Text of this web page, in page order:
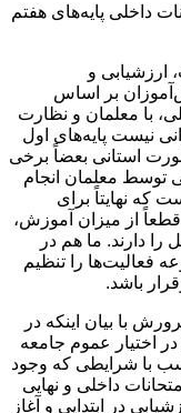
داخلی پایه‌های هفتم
ارزشیابی و
بر اساس
با معلمان و نظارت
نیست پایه‌های اول
صورت استانی بعضاً برخی
توسط معلمان انجام
نهایتاً برای
قطعاً از میزان آموزش،
دارند. ما هم در
فعالیت‌ها را تنظیم
باشد.
با بیان اینکه در
در اختیار عموم جامعه
با شرایطی که وجود
داخلی و نهایی
در ابتدایی و آغاز